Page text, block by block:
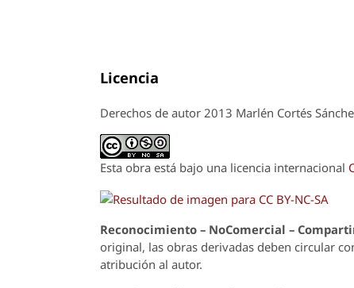
Licencia
Derechos de autor 2013 Marlén Cortés
Esta obra está bajo una licencia internacional
Reconocimiento – NoComercial –
original, las obras derivadas deben circular
atribución al autor.